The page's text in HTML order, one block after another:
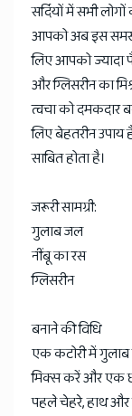
सर्दियों में सभी
आपको अब इस
लिए आपको ज्यादा
और ग्लिसरीन का
त्वचा को दमकदार
लिए बेहतरीन उपाय
साबित होता है।
जरूरी सामग्री:
गुलाब जल
नींबू का रस
ग्लिसरीन
बनाने की विधि
एक कटोरी में
मिक्स करें और एक
पहले चेहरे, हाथ और